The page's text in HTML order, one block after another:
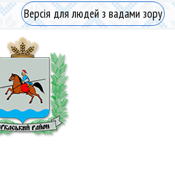
Версія для людей з вадами зору